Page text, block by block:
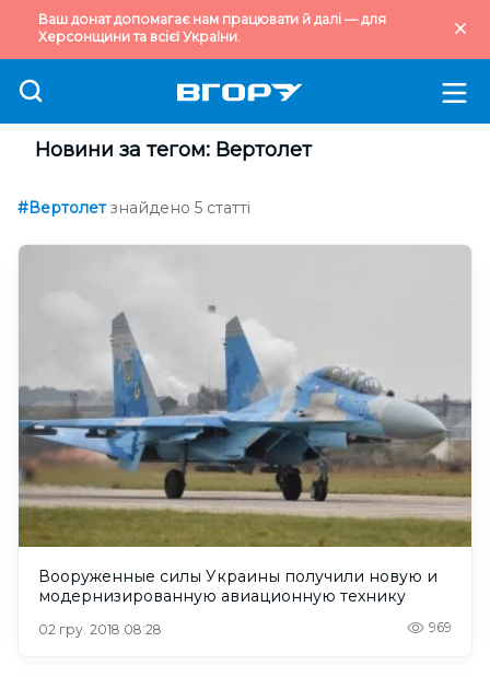
Ваш донат допомагає нам працювати й далі — для
Херсонщини та всієї України.
Новини за тегом: Вертолет
#Вертолет знайдено 5 статті
Вооруженные силы Украины получили новую и
модернизированную авиационную технику
02 гру. 2018 08:28 969